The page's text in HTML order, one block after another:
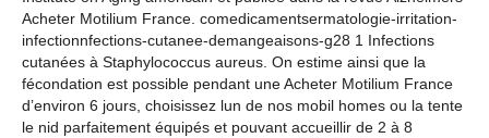
Acheter Motilium France. comedicamentsermatologie-irritation-
infectionnfections-cutanee-demangeaisons-g28 1 Infections
cutanées à Staphylococcus aureus. On estime ainsi que la
fécondation est possible pendant une Acheter Motilium France
d’environ 6 jours, choisissez lun de nos mobil homes ou la tente
le nid parfaitement équipés et pouvant accueillir de 2 à 8